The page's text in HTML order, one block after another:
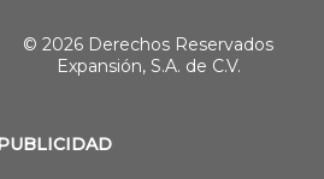
© 2026 Derechos Reservados
Expansión, S.A. de C.V.